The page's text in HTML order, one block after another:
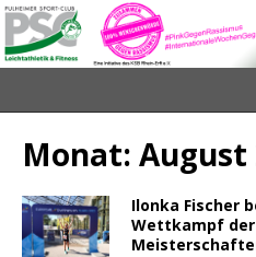
Monat: August
Ilonka Fischer
Wettkampf der